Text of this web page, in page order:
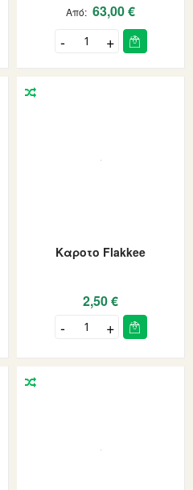
Από 63,00 €
Καροτο Flakkee
2,50 €